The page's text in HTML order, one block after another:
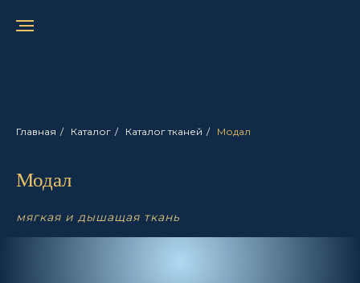
Главная / Каталог / Каталог тканей / Модал
Модал
мягкая и дышащая ткань